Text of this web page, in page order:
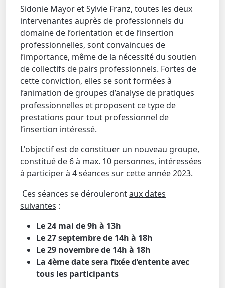
Sidonie Mayor et Sylvie Franz, toutes les deux
intervenantes auprès de professionnels du
domaine de l’orientation et de l’insertion
professionnelles, sont convaincues de
l’importance, même de la nécessité du soutien
de collectifs de pairs professionnels. Fortes de
cette conviction, elles se sont formées à
l’animation de groupes d’analyse de pratiques
professionnelles et proposent ce type de
prestations pour tout professionnel de
l’insertion intéressé.
L'objectif est de constituer un nouveau groupe,
constitué de 6 à max. 10 personnes, intéressées
à participer à 4 séances sur cette année 2023.
Ces séances se déroulerontaux dates
suivantes :
Le 24 mai de 9h à 13h
Le 27 septembre de 14h à 18h
Le 29 novembre de 14h à 18h
La 4ème date sera fixée d’entente avec
tous les participants